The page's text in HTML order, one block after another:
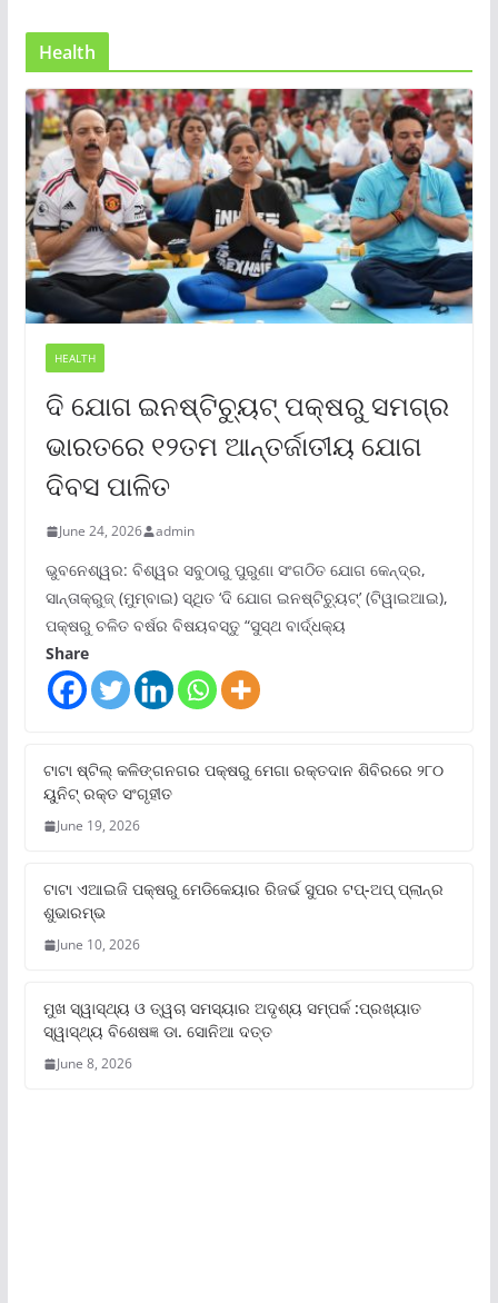
Health
HEALTH
ଦି ଯୋଗ ଇନଷ୍ଟିଚ୍ୟୁଟ୍ ପକ୍ଷରୁ ସମଗ୍ର
ଭାରତରେ ୧୨ତମ ଆନ୍ତର୍ଜାତୀୟ ଯୋଗ
ଦିବସ ପାଳିତ
June 24, 2026 admin
ଭୁବନେଶ୍ୱର: ବିଶ୍ୱର ସବୁଠାରୁ ପୁରୁଣା ସଂଗଠିତ ଯୋଗ କେନ୍ଦ୍ର,
ସାନ୍ତାକ୍ରୁଜ୍ (ମୁମ୍ବାଇ) ସ୍ଥିତ ‘ଦି ଯୋଗ ଇନଷ୍ଟିଚ୍ୟୁଟ୍‌’ (ଟିୱାଇଆଇ),
ପକ୍ଷରୁ ଚଳିତ ବର୍ଷର ବିଷୟବସ୍ତୁ “ସୁସ୍ଥ ବାର୍ଦ୍ଧକ୍ୟ
Share
ଟାଟା ଷ୍ଟିଲ୍‌ କଳିଙ୍ଗନଗର ପକ୍ଷରୁ ମେଗା ରକ୍ତଦାନ ଶିବିରରେ ୨୮୦
ୟୁନିଟ୍‌ ରକ୍ତ ସଂଗୃହୀତ
June 19, 2026
ଟାଟା ଏଆଇଜି ପକ୍ଷରୁ ମେଡିକେୟାର ରିଜର୍ଭ ସୁପର ଟପ୍‌-ଅପ୍ ପ୍ଲାନ୍‌ର
ଶୁଭାରମ୍ଭ
June 10, 2026
ମୁଖ ସ୍ୱାସ୍ଥ୍ୟ ଓ ତ୍ୱଚା ସମସ୍ୟାର ଅଦୃଶ୍ୟ ସମ୍ପର୍କ :ପ୍ରଖ୍ୟାତ
ସ୍ୱାସ୍ଥ୍ୟ ବିଶେଷଜ୍ଞ ଡା. ସୋନିଆ ଦତ୍ତ
June 8, 2026